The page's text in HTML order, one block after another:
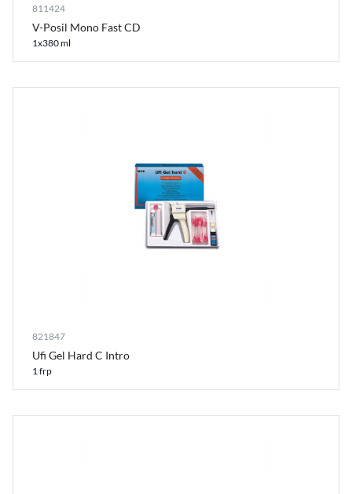
811424
V-Posil Mono Fast CD
1x380 ml
821847
Ufi Gel Hard C Intro
1 frp